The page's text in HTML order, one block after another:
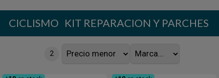
CICLISMO KIT REPARACION Y PARCHES
2